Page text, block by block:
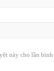
này cho lần